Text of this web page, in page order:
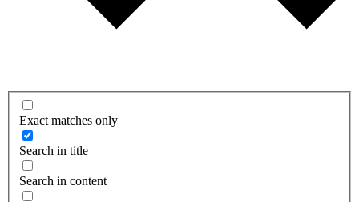
Exact matches only
Search in title
Search in content